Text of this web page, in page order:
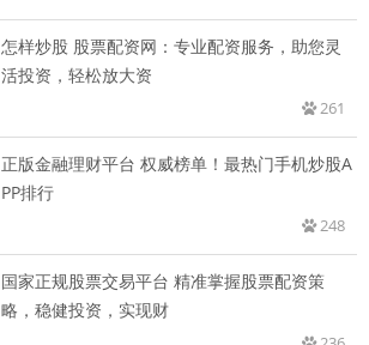
怎样炒股 股票配资网：专业配资服务，助您灵
活投资，轻松放大资
261
正版金融理财平台 权威榜单！最热门手机炒股A
PP排行
248
国家正规股票交易平台 精准掌握股票配资策
略，稳健投资，实现财